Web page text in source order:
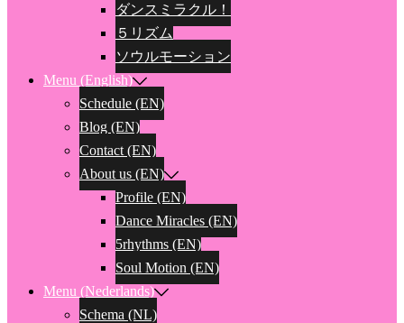
ダンスミラクル！
５リズム
ソウルモーション
Menu (English)
Schedule (EN)
Blog (EN)
Contact (EN)
About us (EN)
Profile (EN)
Dance Miracles (EN)
5rhythms (EN)
Soul Motion (EN)
Menu (Nederlands)
Schema (NL)